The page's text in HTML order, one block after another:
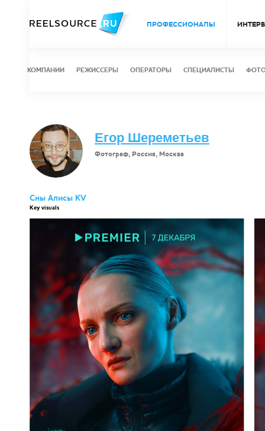
ПРОФЕССИОНАЛЫ
КОМПАНИИ РЕЖИССЕРЫ ОПЕРАТОРЫ СПЕЦИАЛИСТЫ
Егор Шереметьев
Фотограф, Россия, Москва
Сны Алисы KV
Key visuals